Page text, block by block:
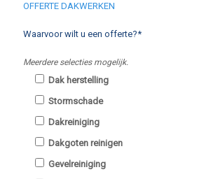
OFFERTE DAKWERKEN
Waarvoor wilt u een offerte?*
Meerdere selecties mogelijk.
Dak herstelling
Stormschade
Dakreiniging
Dakgoten reinigen
Gevelreiniging